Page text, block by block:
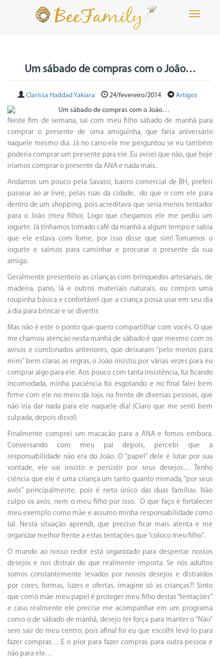
Toggle
Um sábado de compras com o João…
Clarissa Haddad Yakiara 24/fevereiro/2014 Artigos
Neste fim de semana, sai com meu filho sábado de manhã para
comprar o presente de uma amiguinha, que faria aniversário
naquele mesmo dia. Já no carro ele me perguntou se eu também
poderia comprar um presente para ele. Eu avisei que não, que hoje
iríamos comprar o presente da ANA e nada mais.
Andamos um pouco pela Savassi, bairro comercial de BH, preferi
passear ao ar livre, pelas ruas da cidade, do que ir com ele para
dentro de um shopping, pois acreditava que seria menos tentador
para o João (meu filho). Logo que chegamos ele me pediu um
iogurte. Já tínhamos tomado café da manhã a algum tempo e sabia
que ele estava com fome, por isso disse que sim! Tomamos o
iogurte e saímos para caminhar e procurar o presente da sua
amiga.
Geralmente presenteio as crianças com brinquedos artesanais, de
madeira, pano, lã e outros materiais naturais, ou compro uma
roupinha básica e confortável que a criança possa usar em seu dia
a dia para brincar e se divertir.
Mas não é este o ponto que quero compartilhar com vocês. O que
me chamou atenção nesta manhã de sábado é que mesmo com os
avisos e combinados anteriores, que deixaram “pelo menos para
mim” bem claras as regras, o João insistiu por várias vezes para eu
comprar algo para ele. Aos pouco com tanta insistência, fui ficando
incomodada, minha paciência foi esgotando e no final falei bem
firme com ele no meio da loja, na frente de diversas pessoas, que
não iria dar nada para ele naquele dia! (Claro que me senti bem
culpada, depois disso!)
Finalmente comprei um macacão para a ANA e fomos embora.
Conversando com meu pai depois, percebi que a
responsabilidade não era do João. O “papel” dele é lutar por sua
vontade, ele vai insistir e persistir por seus desejos… Tenho
ciência que ele é uma criança um tanto quanto mimada, “por seus
avós” principalmente, pois é neto único das duas famílias. Não
culpo os avós, nem o meu filho por isso. O que faço é fortalecer
meu exemplo como mãe e assumo minha responsabilidade como
tal. Nesta situação aprendi, que preciso ficar mais atenta e me
organizar melhor frente a estas tentações que “coloco meu filho”.
O mundo ao nosso redor está organizado para despertar nossos
desejos e nos distrair do que realmente importa. Se nós adultos
somos constantemente levados por nossos desejos e distraídos
por cores, formas, luzes e ofertas, imagine só as crianças?! Sinto
que como mãe meu papel é proteger meu filho destas “tentações”
e caso realmente ele precise me acompanhar em um programa
como o de sábado de manhã, desejo ter força para manter o “Não”
sem sair do meu centro, pois afinal foi eu que escolhi levá-lo para
fazer compras… E o pior para fazer compras para outra pessoa e
não para ele…